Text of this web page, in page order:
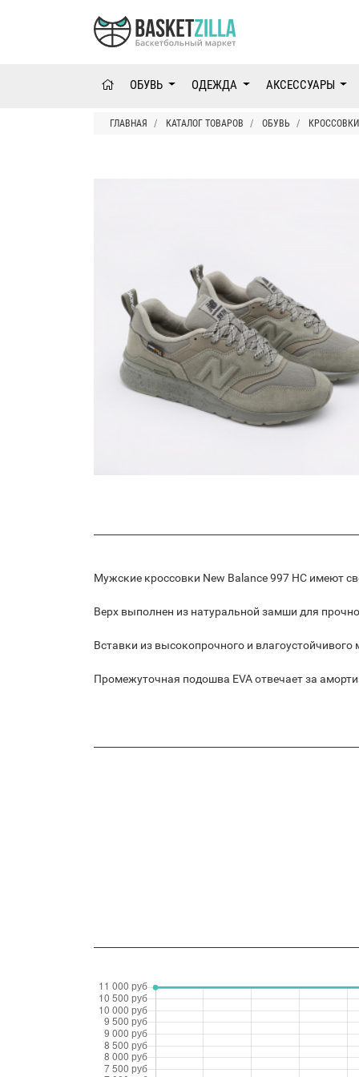
ОБУВЬ ОДЕЖДА АКСЕССУАРЫ
ГЛАВНАЯ КАТАЛОГ ТОВАРОВ ОБУВЬ КРОССОВКИ
Мужские кроссовки New Balance 997 HC имеют
Верх выполнен из натуральной замши для
Вставки из высокопрочного и
Промежуточная подошва EVA отвечает за